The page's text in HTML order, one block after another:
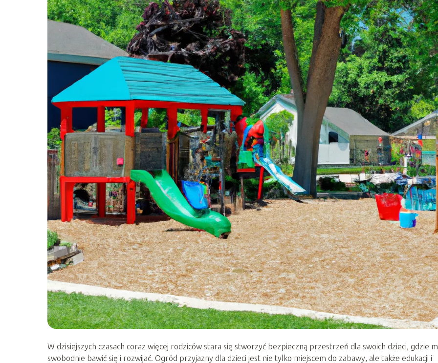
W dzisiejszych czasach coraz więcej rodziców stara się stworzyć bezpieczną przestrzeń dla swoich dzieci, gdzie
swobodnie bawić się i rozwijać. Ogród przyjazny dla dzieci jest nie tylko miejscem do zabawy, ale także edukacji i